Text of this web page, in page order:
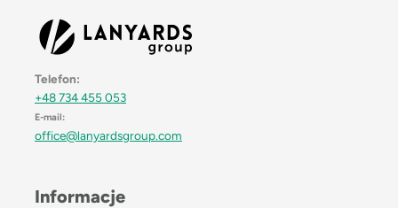
Telefon:
+48 734 455 053
E-mail:
office@lanyardsgroup.com
Informacje